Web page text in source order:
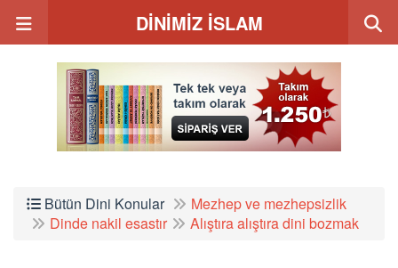
DİNİMİZ İSLAM
Bütün Dini Konular
Mezhep ve mezhepsizlik
Dinde nakil esastır
Alıştıra alıştıra dini bozmak